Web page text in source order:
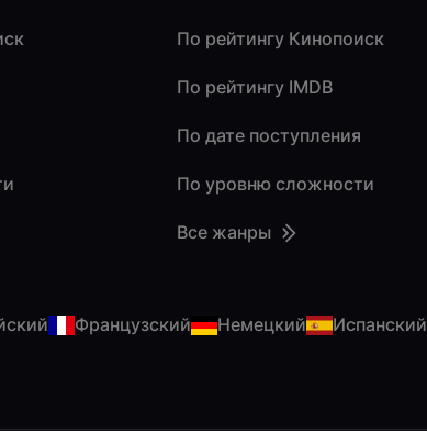
Французский Немецкий Испанский
По рейтингу Кинопоиск
По рейтингу IMDB
По дате поступления
По уровню сложности
Все жанры